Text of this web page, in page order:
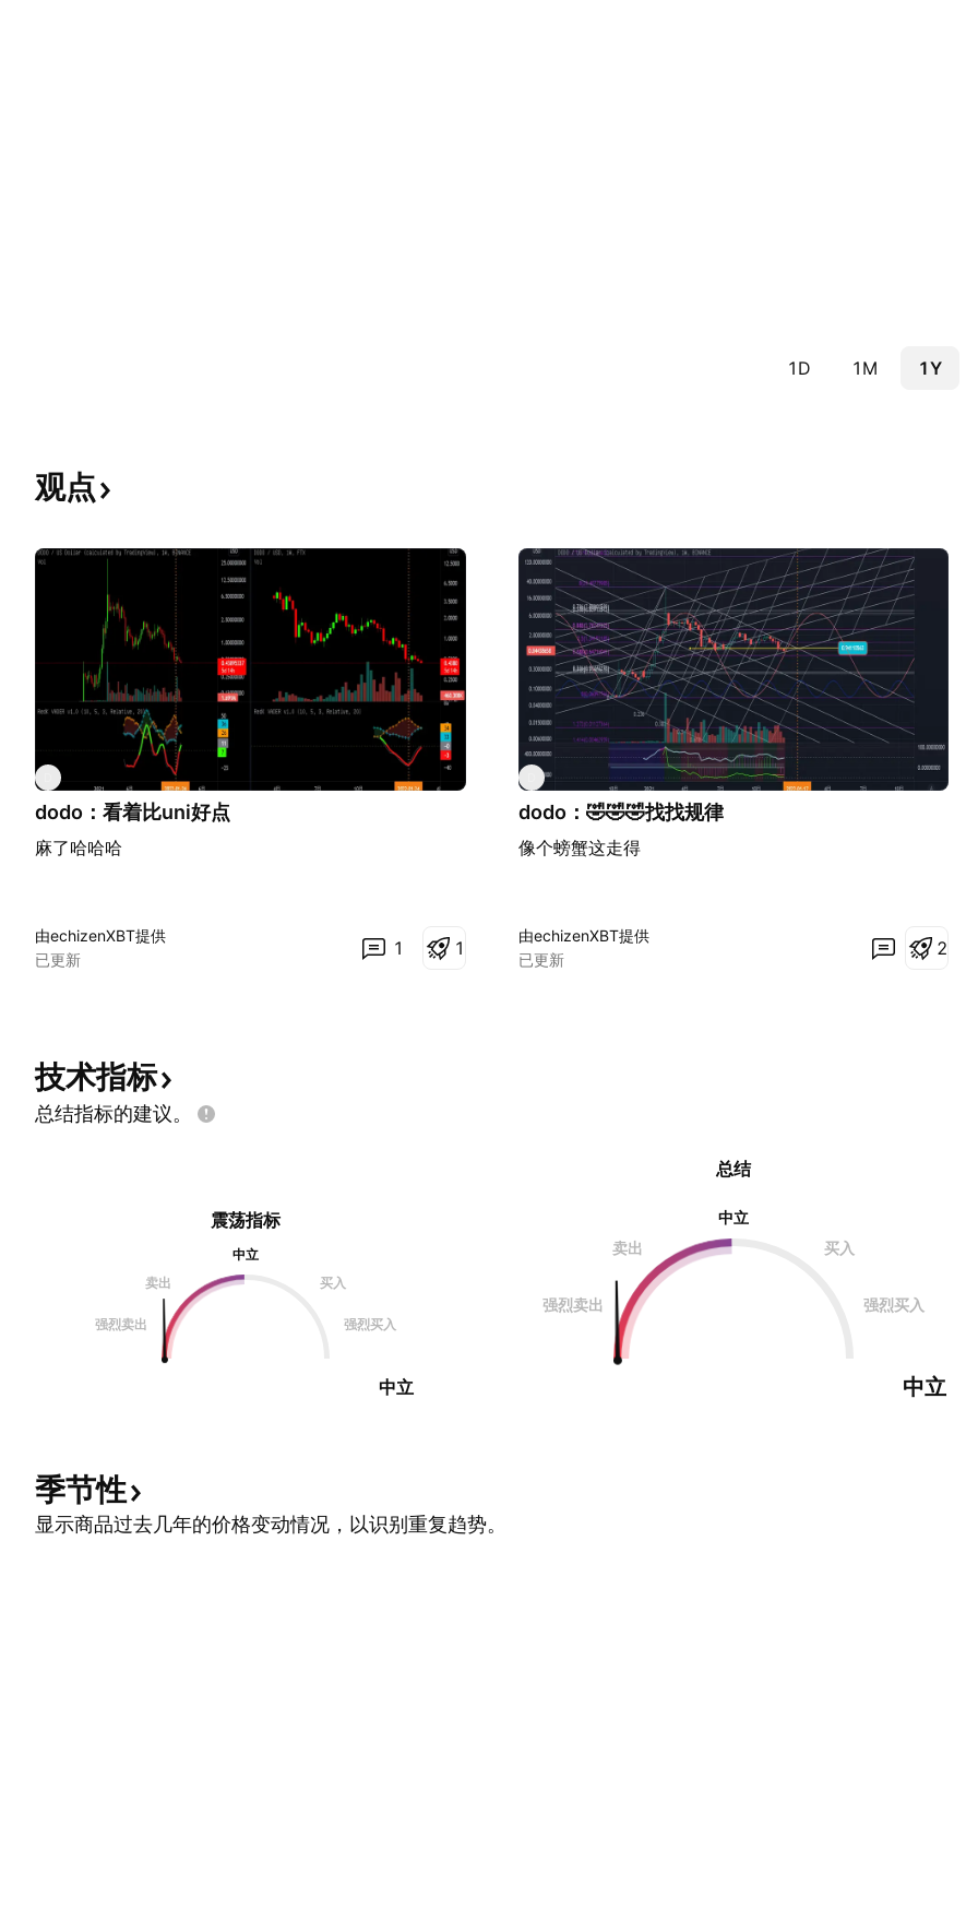
1D 1M 1Y
观点
dodo：看着比uni好点
麻了哈哈哈
由echizenXBT提供
已更新
1 1
dodo：🤣🤣🤣找找规律
像个螃蟹这走得
由echizenXBT提供
已更新
2
技术指标
总结指标的建议。
震荡指标
中立
卖出
买入
强烈卖出 强烈买入
中立
总结
中立
卖出
买入
强烈卖出 强烈买入
中立
季节性
显示商品过去几年的价格变动情况，以识别重复趋势。